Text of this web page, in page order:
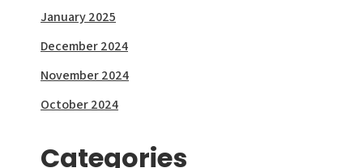
January 2025
December 2024
November 2024
October 2024
Categories